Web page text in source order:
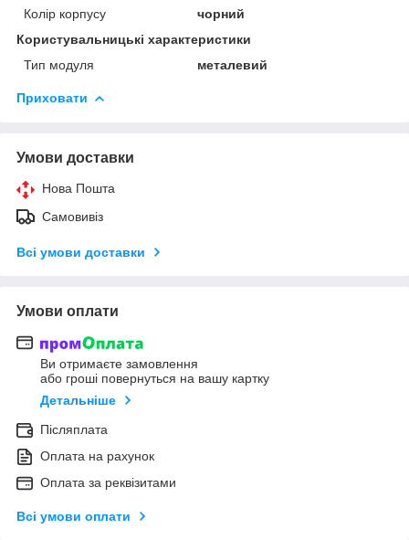
Колір корпусу
чорний
Користувальницькі характеристики
Тип модуля
металевий
Приховати
Умови доставки
Нова Пошта
Самовивіз
Всі умови доставки
Умови оплати
Ви отримаєте замовлення
або гроші повернуться на вашу картку
Детальніше
Післяплата
Оплата на рахунок
Оплата за реквізитами
Всі умови оплати